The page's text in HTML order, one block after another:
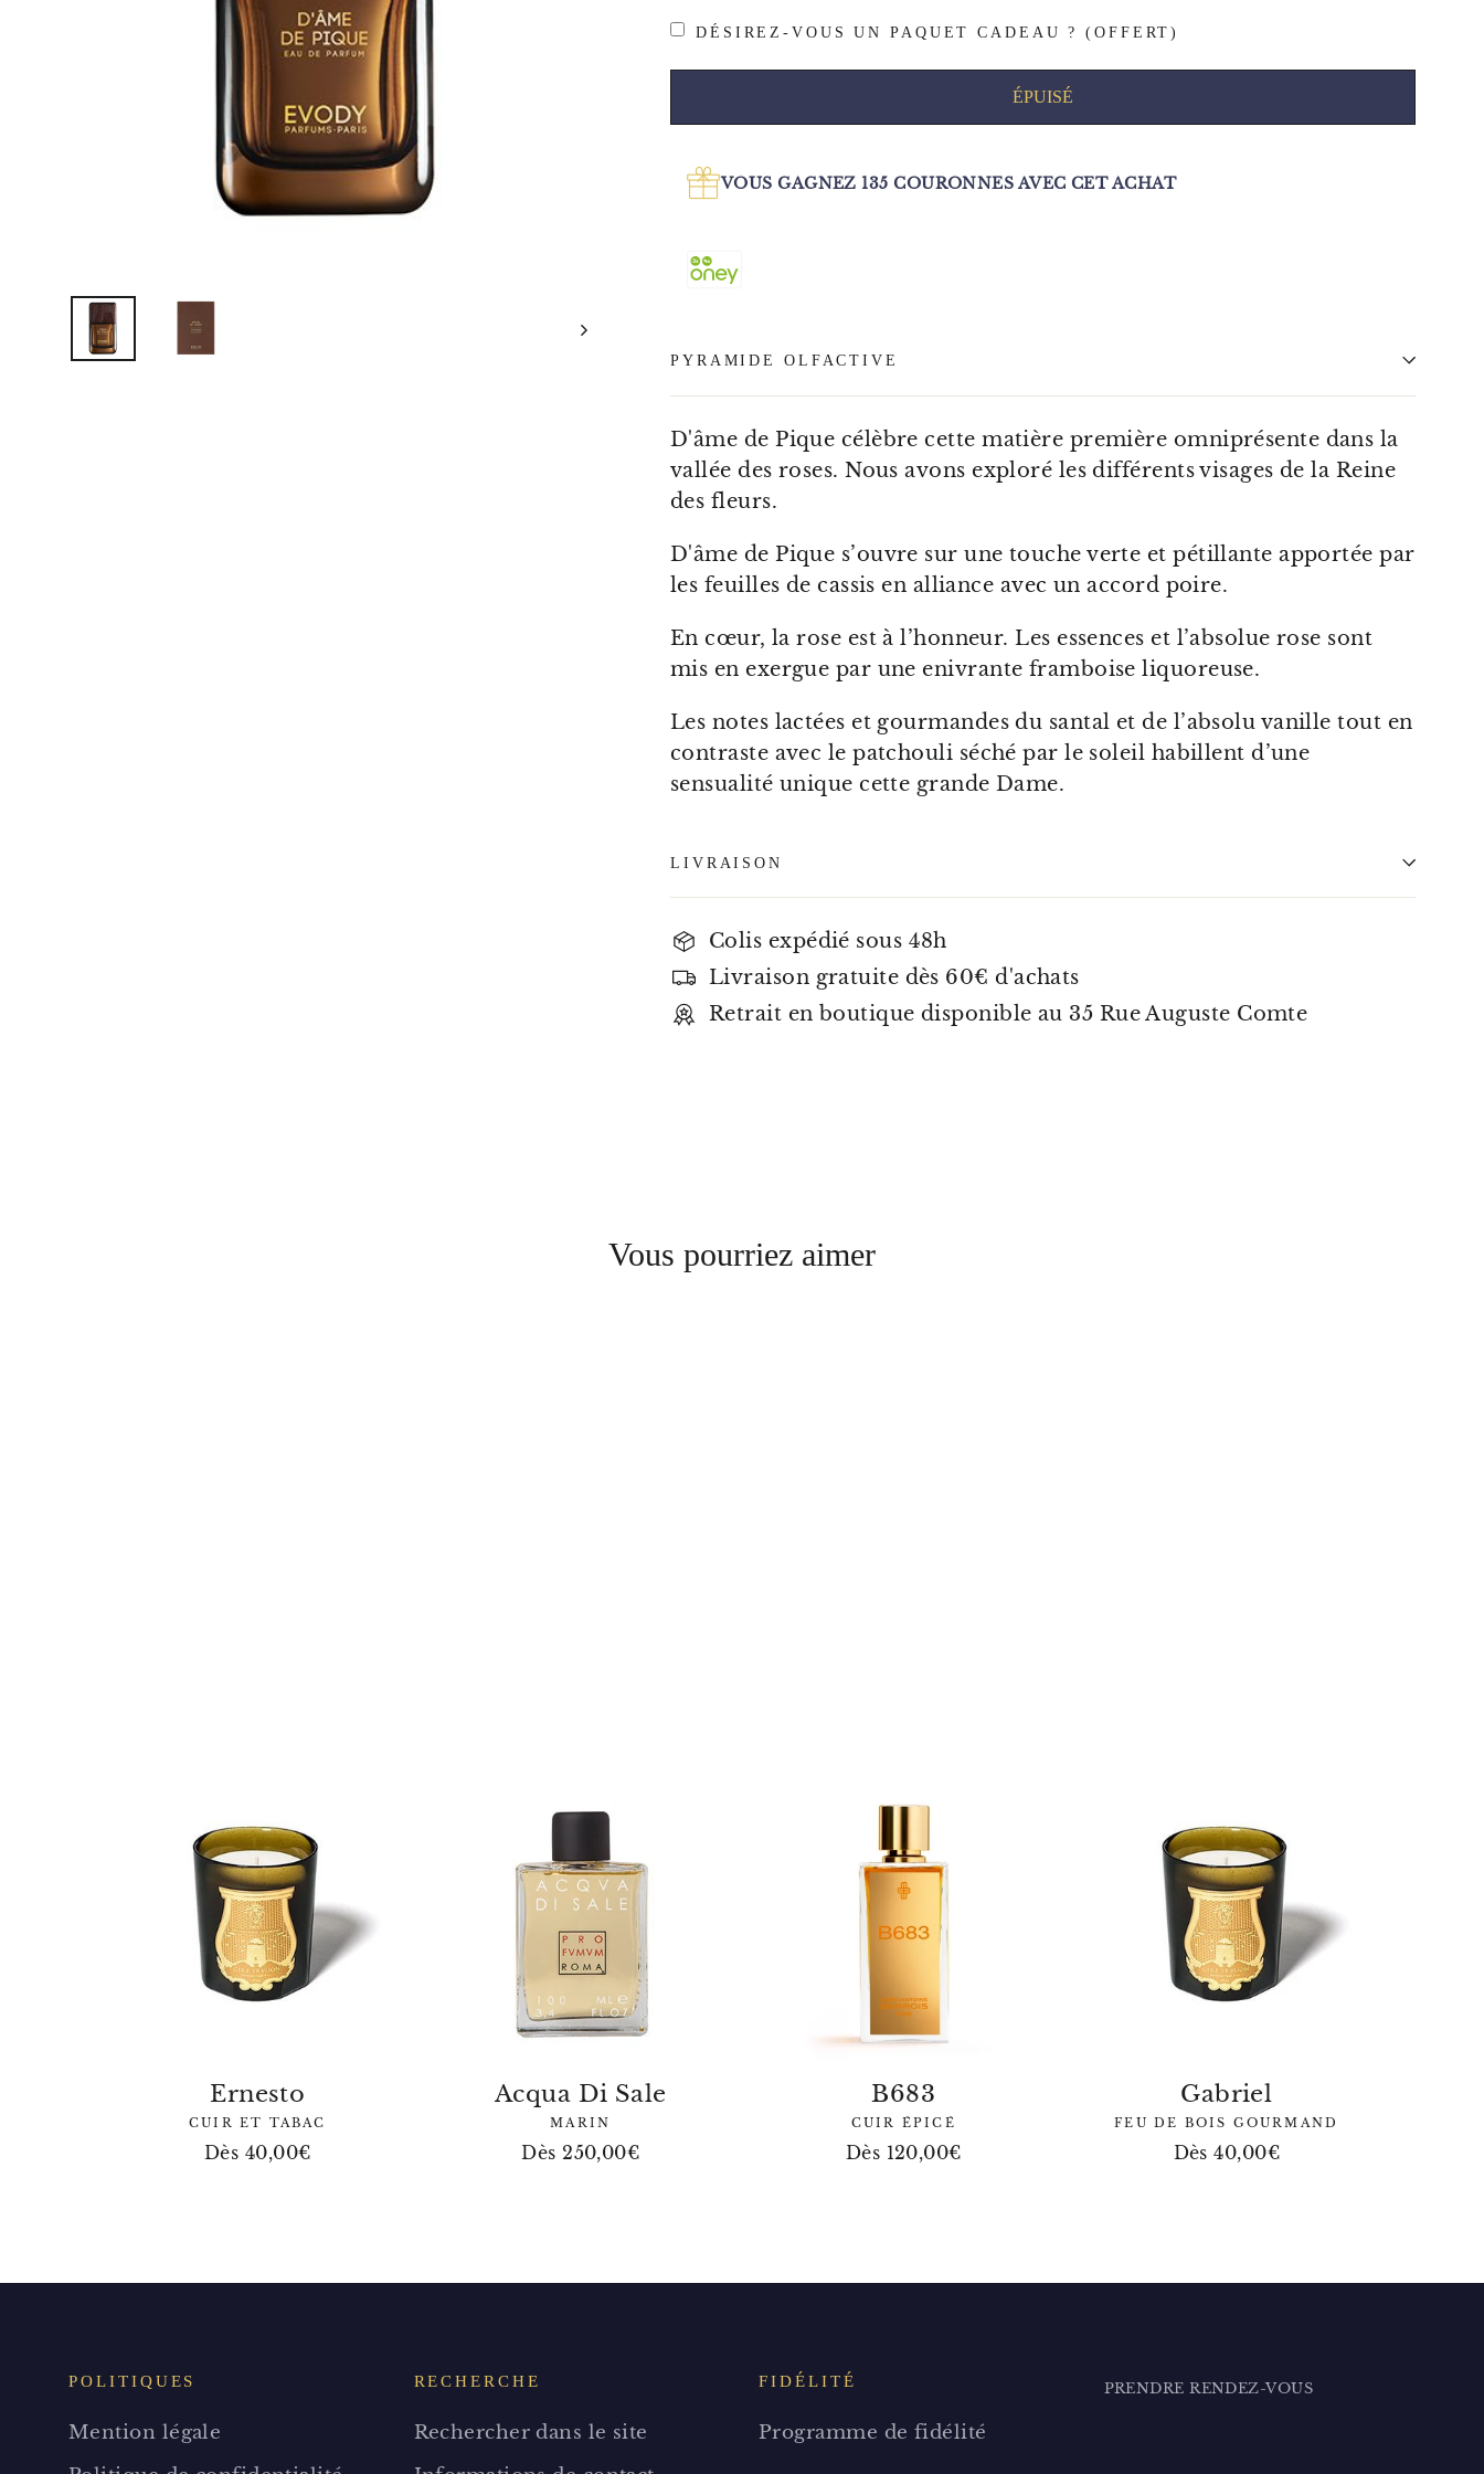
DÉSIREZ-VOUS UN PAQUET CADEAU ? (OFFERT)
ÉPUISÉ
VOUS GAGNEZ 135 COURONNES AVEC CET ACHAT
PYRAMIDE OLFACTIVE
D'âme de Pique célèbre cette matière première omniprésente dans la
vallée des roses. Nous avons exploré les différents visages de la Reine
des fleurs.
D'âme de Pique s’ouvre sur une touche verte et pétillante apportée par
les feuilles de cassis en alliance avec un accord poire.
En cœur, la rose est à l’honneur. Les essences et l’absolue rose sont
mis en exergue par une enivrante framboise liquoreuse.
Les notes lactées et gourmandes du santal et de l’absolu vanille tout en
contraste avec le patchouli séché par le soleil habillent d’une
sensualité unique cette grande Dame.
LIVRAISON
Colis expédié sous 48h
Livraison gratuite dès 60€ d'achats
Retrait en boutique disponible au 35 Rue Auguste Comte
Vous pourriez aimer
Ernesto
CUIR ET TABAC
Dès 40,00€
Acqua Di Sale
MARIN
Dès 250,00€
B683
CUIR ÉPICÉ
Dès 120,00€
Gabriel
FEU DE BOIS GOURMAND
Dès 40,00€
POLITIQUES
Mention légale
RECHERCHE
Rechercher dans le site
FIDÉLITÉ
Programme de fidélité
PRENDRE RENDEZ-VOUS